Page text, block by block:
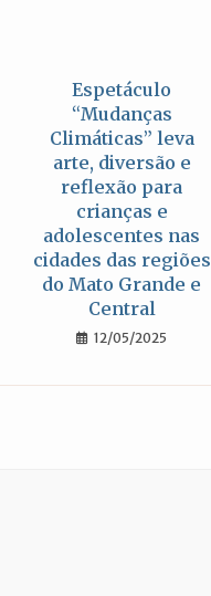
Espetáculo
“Mudanças
Climáticas” leva
arte, diversão e
reflexão para
crianças e
adolescentes nas
cidades das regiões
do Mato Grande e
Central
12/05/2025